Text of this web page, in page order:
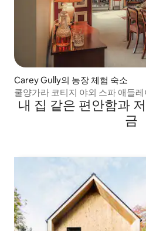
Carey Gully의 농장 체험 숙소
쿨양가라 코티지 야외 스파 애들
내 집 같은 편안함과
금